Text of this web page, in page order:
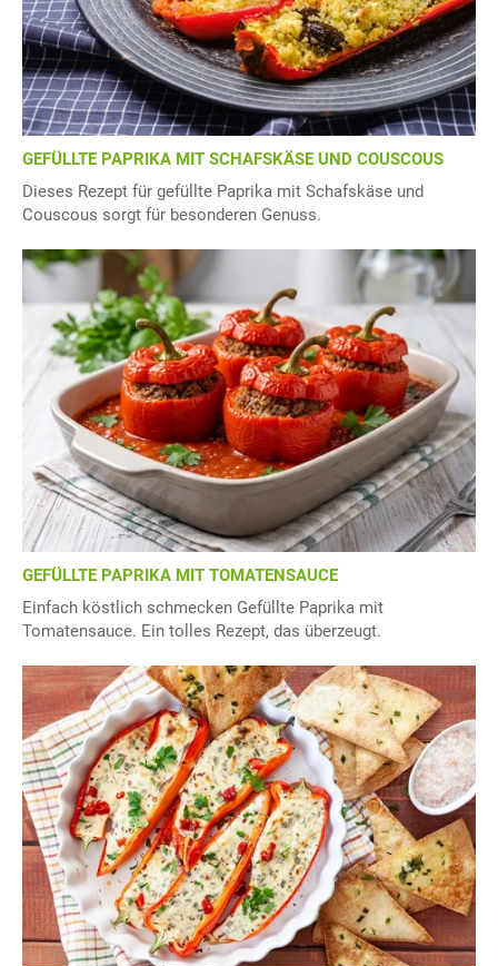
GEFÜLLTE PAPRIKA MIT SCHAFSKÄSE UND COUSCOUS
Dieses Rezept für gefüllte Paprika mit Schafskäse und
Couscous sorgt für besonderen Genuss.
GEFÜLLTE PAPRIKA MIT TOMATENSAUCE
Einfach köstlich schmecken Gefüllte Paprika mit
Tomatensauce. Ein tolles Rezept, das überzeugt.